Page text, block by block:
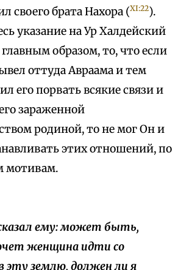
своего брата Нахора (XI:22).
указание на Ур Халдейский
образом, то, что если
оттуда Авраама и тем
его порвать всякие связи и
зараженной
родиной, то не мог Он и
этих отношений, по
мотивам.
ему: может быть,
женщина идти со
эту землю, должен ли я